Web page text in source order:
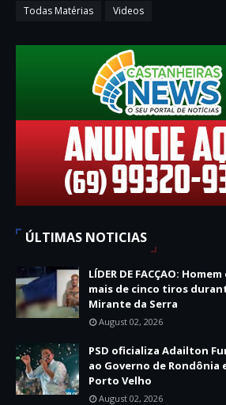
Todas Matérias
Videos
ÚLTIMAS NOTICIAS
LÍDER DE FACÇAO:
mais de cinco tiros
Mirante da Serra
August 02, 2026
PSD oficializa Adailton
ao Governo de Rondônia
Porto Velho
August 02, 2026